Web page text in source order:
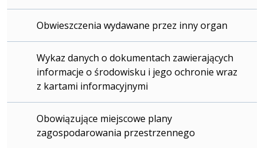
Obwieszczenia wydawane przez inny organ
Wykaz danych o dokumentach zawierających
informacje o środowisku i jego ochronie wraz
z kartami informacyjnymi
Obowiązujące miejscowe plany
zagospodarowania przestrzennego